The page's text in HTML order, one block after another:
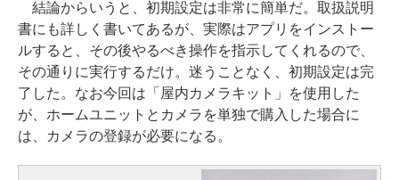
結論からいうと、初期設定は非常に簡単だ。取扱説明
書にも詳しく書いてあるが、実際はアプリをインストー
ルすると、その後やるべき操作を指示してくれるので、
その通りに実行するだけ。迷うことなく、初期設定は完
了した。なお今回は「屋内カメラキット」を使用した
が、ホームユニットとカメラを単独で購入した場合に
は、カメラの登録が必要になる。